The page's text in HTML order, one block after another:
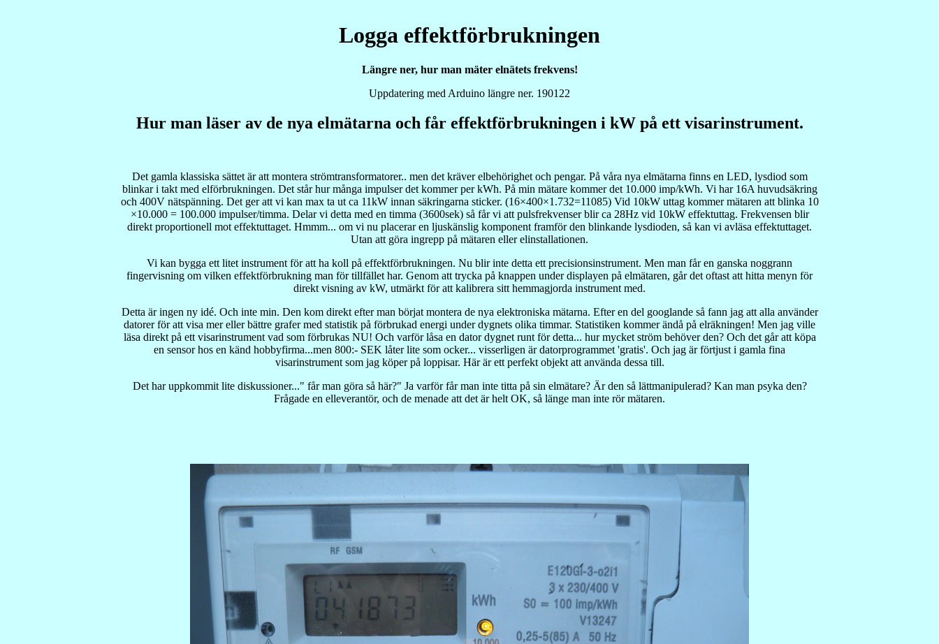
Logga effektförbrukningen
Längre ner, hur man mäter elnätets frekvens!
Uppdatering med Arduino längre ner. 190122
Hur man läser av de nya elmätarna och får effektförbrukningen i kW på ett visarinstrument.
Det gamla klassiska sättet är att montera strömtransformatorer.. men det kräver elbehörighet och pengar. På våra nya elmätarna finns en LED, lysdiod som
blinkar i takt med elförbrukningen. Det står hur många impulser det kommer per kWh. På min mätare kommer det 10.000 imp/kWh. Vi har 16A huvudsäkring
och 400V nätspänning. Det ger att vi kan max ta ut ca 11kW innan säkringarna sticker. (16×400×1.732=11085) Vid 10kW uttag kommer mätaren att blinka 10
×10.000 = 100.000 impulser/timma. Delar vi detta med en timma (3600sek) så får vi att pulsfrekvenser blir ca 28Hz vid 10kW effektuttag. Frekvensen blir
direkt proportionell mot effektuttaget. Hmmm... om vi nu placerar en ljuskänslig komponent framför den blinkande lysdioden, så kan vi avläsa effektuttaget.
Utan att göra ingrepp på mätaren eller elinstallationen.
Vi kan bygga ett litet instrument för att ha koll på effektförbrukningen. Nu blir inte detta ett precisionsinstrument. Men man får en ganska noggrann
fingervisning om vilken effektförbrukning man för tillfället har. Genom att trycka på knappen under displayen på elmätaren, går det oftast att hitta menyn för
direkt visning av kW, utmärkt för att kalibrera sitt hemmagjorda instrument med.
Detta är ingen ny idé. Och inte min. Den kom direkt efter man börjat montera de nya elektroniska mätarna. Efter en del googlande så fann jag att alla använder
datorer för att visa mer eller bättre grafer med statistik på förbrukad energi under dygnets olika timmar. Statistiken kommer ändå på elräkningen! Men jag ville
läsa direkt på ett visarinstrument vad som förbrukas NU! Och varför låsa en dator dygnet runt för detta... hur mycket ström behöver den? Och det går att köpa
en sensor hos en känd hobbyfirma...men 800:- SEK låter lite som ocker... visserligen är datorprogrammet 'gratis'. Och jag är förtjust i gamla fina
visarinstrument som jag köper på loppisar. Här är ett perfekt objekt att använda dessa till.
Det har uppkommit lite diskussioner..." får man göra så här?" Ja varför får man inte titta på sin elmätare? Är den så lättmanipulerad? Kan man psyka den?
Frågade en elleverantör, och de menade att det är helt OK, så länge man inte rör mätaren.